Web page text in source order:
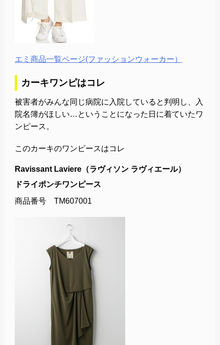
エミ商品一覧ページ(ファッションウォーカー）
カーキワンピはコレ
被害者がみんな同じ病院に入院していると判明し、入
院名簿がほしい…ということになった日に着ていたワ
ンピース。
このカーキのワンピースはコレ
Ravissant Laviere（ラヴィソン ラヴィエール）
ドライポンチワンピース
商品番号 TM607001